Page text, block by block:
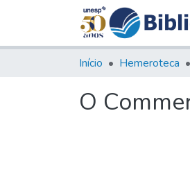
Início Hemeroteca
O